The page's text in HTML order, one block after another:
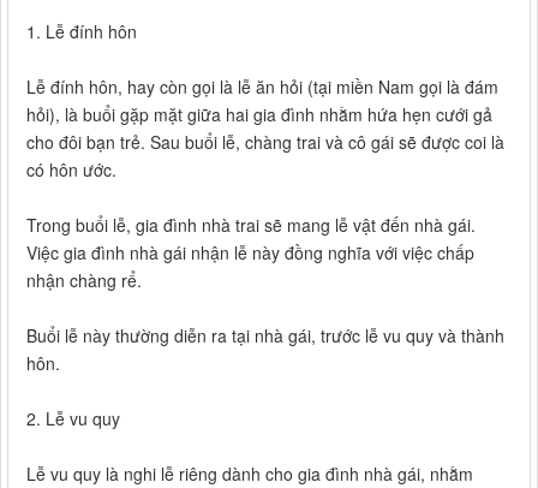
1. Lễ đính hôn
Lễ đính hôn, hay còn gọi là lễ ăn hỏi (tại miền Nam gọi là đám
hỏi), là buổi gặp mặt giữa hai gia đình nhằm hứa hẹn cưới gả
cho đôi bạn trẻ. Sau buổi lễ, chàng trai và cô gái sẽ được coi là
có hôn ước.
Trong buổi lễ, gia đình nhà trai sẽ mang lễ vật đến nhà gái.
Việc gia đình nhà gái nhận lễ này đồng nghĩa với việc chấp
nhận chàng rể.
Buổi lễ này thường diễn ra tại nhà gái, trước lễ vu quy và thành
hôn.
2. Lễ vu quy
Lễ vu quy là nghi lễ riêng dành cho gia đình nhà gái, nhằm